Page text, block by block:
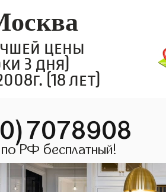
цены
3 дня)
(18 лет)
РФ бесплатный!